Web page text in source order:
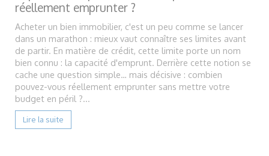
réellement emprunter ?
Acheter un bien immobilier, c'est un peu comme se lancer
dans un marathon : mieux vaut connaître ses limites avant
de partir. En matière de crédit, cette limite porte un nom
bien connu : la capacité d'emprunt. Derrière cette notion se
cache une question simple… mais décisive : combien
pouvez-vous réellement emprunter sans mettre votre
budget en péril ?...
Lire la suite